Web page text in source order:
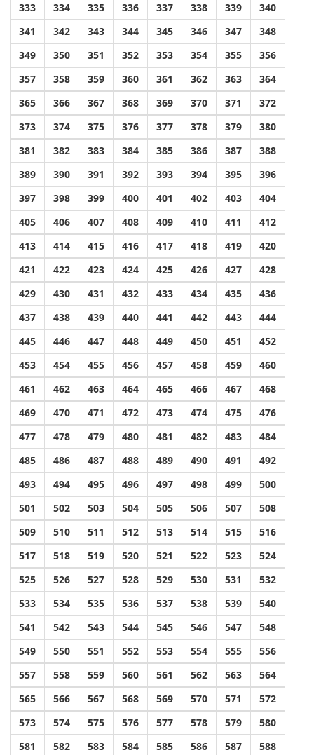
333
334 335 336 337 338 339
340
341
342 343 344 345 346 347
348
349
350 351 352 353 354 355
356
357
358 359 360 361 362 363
364
365
366 367 368 369 370 371
372
373
374 375 376 377 378 379
380
381
382 383 384 385 386 387
388
389
390 391 392 393 394 395
396
397
398 399 400 401 402 403
404
405
406 407 408 409 410 411
412
413
414 415 416 417 418 419
420
421
422 423 424 425 426 427
428
429
430 431 432 433 434 435
436
437
438 439 440 441 442 443
444
445
446 447 448 449 450 451
452
453
454 455 456 457 458 459
460
461
462 463 464 465 466 467
468
469
470 471 472 473 474 475
476
477
478 479 480 481 482 483
484
485
486 487 488 489 490 491
492
493
494 495 496 497 498 499
500
501
502 503 504 505 506 507
508
509
510 511 512 513 514 515
516
517
518 519 520 521 522 523
524
525
526 527 528 529 530 531
532
533
534 535 536 537 538 539
540
541
542 543 544 545 546 547
548
549
550 551 552 553 554 555
556
557
558 559 560 561 562 563
564
565
566 567 568 569 570 571
572
573
574 575 576 577 578 579
580
581
582 583 584 585 586 587
588